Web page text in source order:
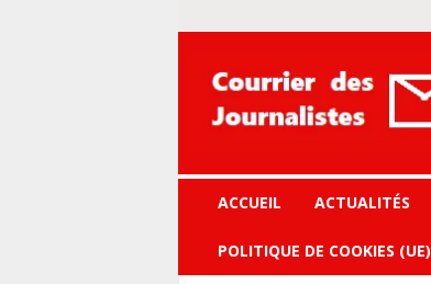
journalistes
ACCUEIL ACTUALITÉS
POLITIQUE DE COOKIES (UE)